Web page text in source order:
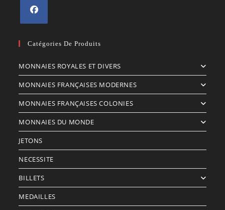
dans
nouvel
Catégories De Produits
MONNAIES ROYALES ET DIVERS
MONNAIES FRANÇAISES MODERNES
MONNAIES FRANÇAISES COLONIES
MONNAIES DU MONDE
JETONS
NECESSITE
BILLETS
MEDAILLES